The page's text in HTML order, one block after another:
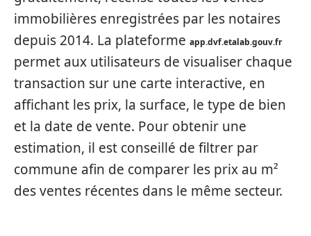
immobilières enregistrées par les notaires
depuis 2014. La plateforme app.dvf.etalab.gouv.fr
permet aux utilisateurs de visualiser chaque
transaction sur une carte interactive, en
affichant les prix, la surface, le type de bien
et la date de vente. Pour obtenir une
estimation, il est conseillé de filtrer par
commune afin de comparer les prix au m²
des ventes récentes dans le même secteur.